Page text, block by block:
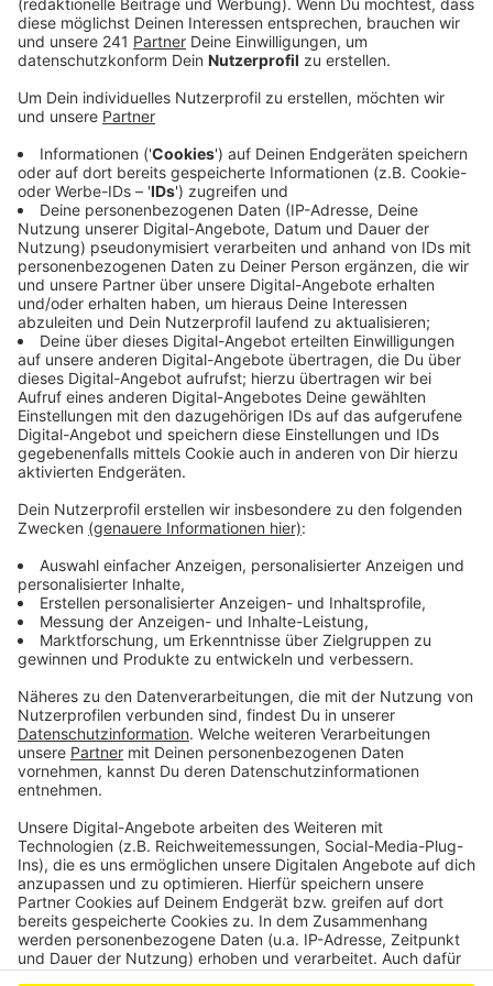
Anzeige
gesorgt. In der Bahnstraße in Wipperfürth hat es
am Sonntag im Keller des Bergischen Löwen
gebrannt, es wurde gestern Stadtalarm ausgelöst.
An die 100 Kräfte waren im Einsatz.
Veröffentlicht:Montag, 09.05.2022 06:16
Anzeige
Bereits am Samstagnachmittag hat ein verkohlter
Braten im Ofen einen Großeinsatz im ehemaligen
Krankenhaus in Lindlar ausgelöst. 12 Menschen
mussten aus der Senioreneinrichtung gebracht
werden. Verletzt wurde niemand.
In Engelskirchen-Wiehlmünden ist eine Katze am
gestorben.
In Bergisch Gladbach Frankenforst hingegen konnte
die Feuerwehr gestern bei einem Brand in einem
Mehrfamilienhaus zwei Katzen retten. Drei
übereinanderliegende Balkone hatten in Flammen
gestanden. Die Bewohner blieben unverletzt.
Anzeige
Anzeige